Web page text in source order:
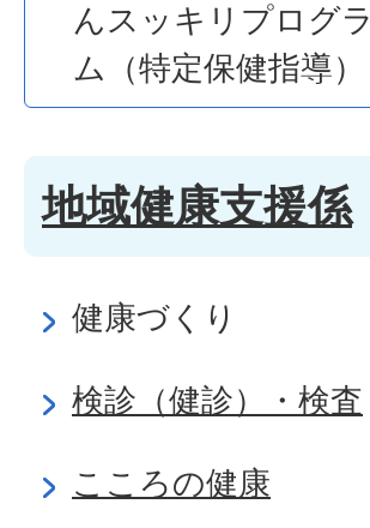
んスッキリプログラ
ム（特定保健指導）
地域健康支援係
健康づくり
検診（健診）・検査
こころの健康